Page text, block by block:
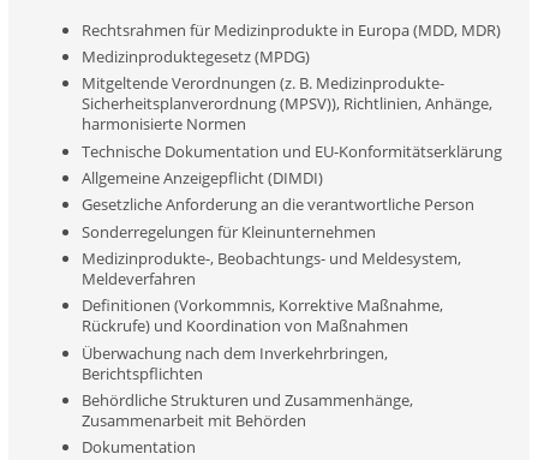
Rechtsrahmen für Medizinprodukte in Europa (MDD, MDR)
Medizinproduktegesetz (MPDG)
Mitgeltende Verordnungen (z. B. Medizinprodukte-
Sicherheitsplanverordnung (MPSV)), Richtlinien, Anhänge,
harmonisierte Normen
Technische Dokumentation und EU-Konformitätserklärung
Allgemeine Anzeigepflicht (DIMDI)
Gesetzliche Anforderung an die verantwortliche Person
Sonderregelungen für Kleinunternehmen
Medizinprodukte-, Beobachtungs- und Meldesystem,
Meldeverfahren
Definitionen (Vorkommnis, Korrektive Maßnahme,
Rückrufe) und Koordination von Maßnahmen
Überwachung nach dem Inverkehrbringen,
Berichtspflichten
Behördliche Strukturen und Zusammenhänge,
Zusammenarbeit mit Behörden
Dokumentation